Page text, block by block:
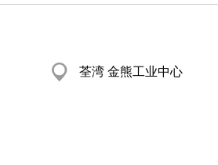
荃湾 金熊工业中心